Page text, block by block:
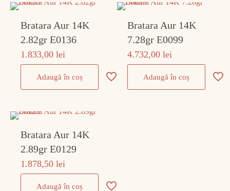
Bratara Aur 14K
2.82gr E0136
1.833,00lei
Adaugă în coș
Bratara Aur 14K
7.28gr E0099
4.732,00lei
Adaugă în coș
Bratara Aur 14K
2.89gr E0129
1.878,50lei
Adaugă în coș